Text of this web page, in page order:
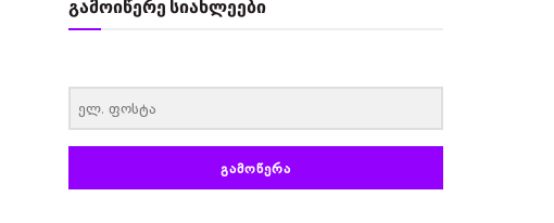
გამოიწერე სიახლეები
ᲒᲐᲛᲝᲬᲔᲠᲐ